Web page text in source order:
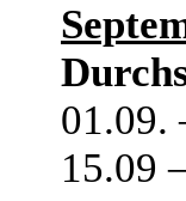
01.09.
15.09